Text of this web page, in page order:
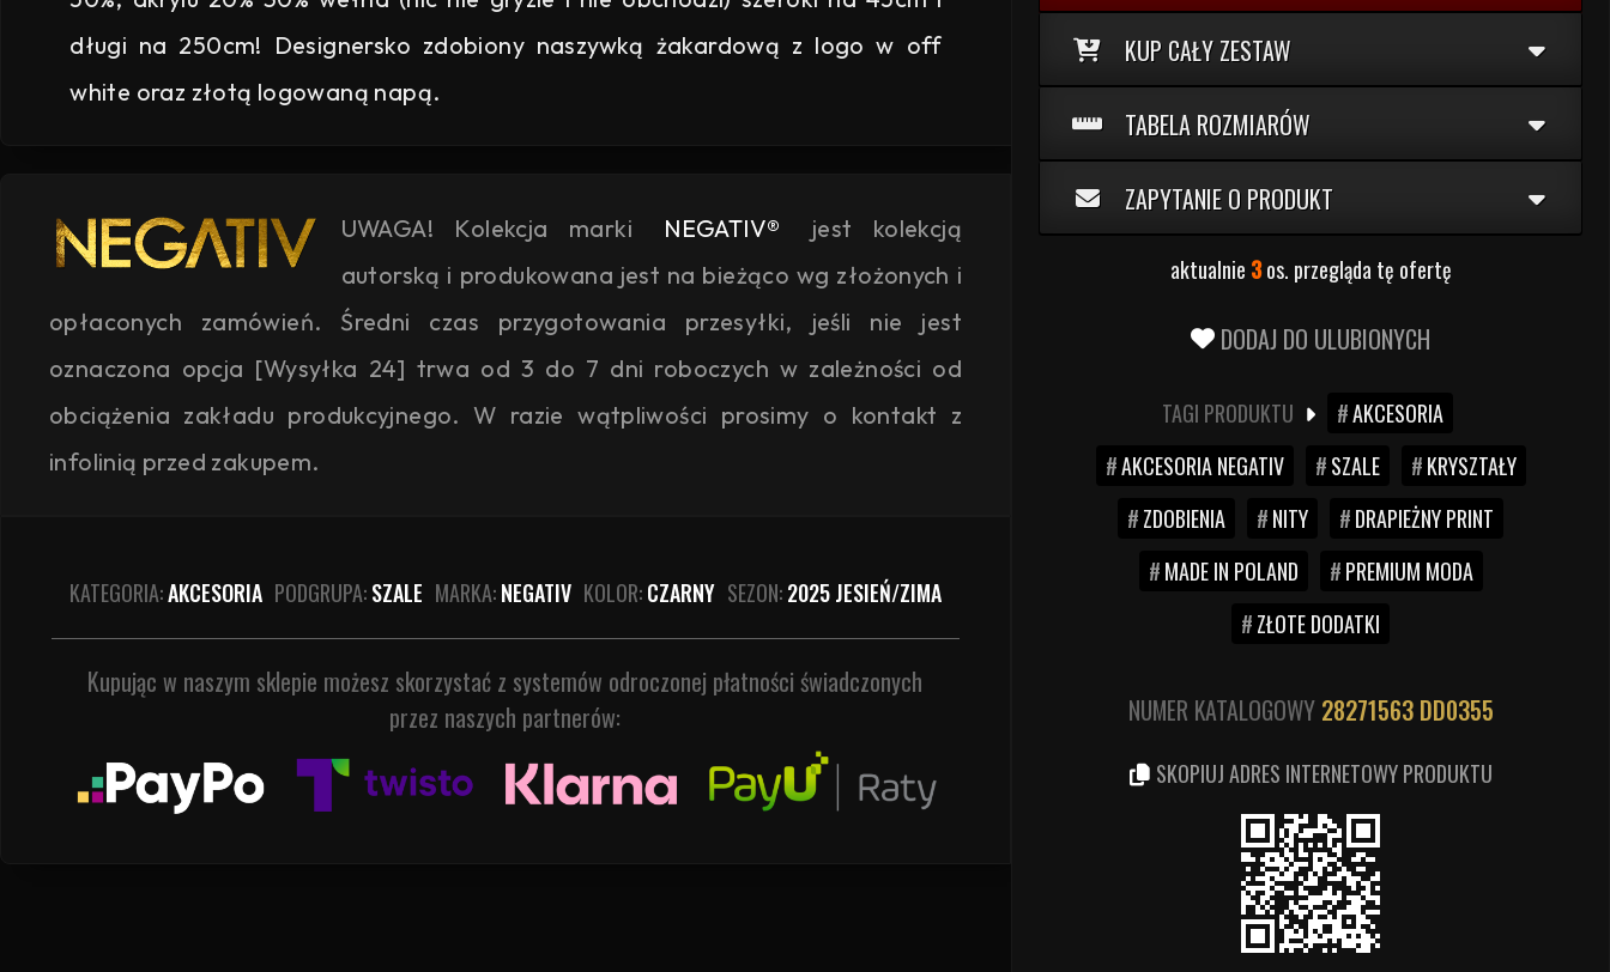
długi na 250cm! Designersko zdobiony naszywką żakardową z logo w off
white oraz złotą logowaną napą.
UWAGA! Kolekcja marki NEGATIV®
jest kolekcją
autorską i produkowana jest na bieżąco wg złożonych i
opłaconych zamówień. Średni czas przygotowania przesyłki, jeśli nie jest
oznaczona opcja [Wysyłka 24] trwa od 3 do 7 dni roboczych w zależności od
obciążenia zakładu produkcyjnego. W razie wątpliwości prosimy o kontakt z
infolinią przed zakupem.
KATEGORIA:AKCESORIA PODGRUPA:SZALE MARKA:NEGATIV KOLOR:CZARNY SEZON:2025 JESIEŃ/ZIMA
Kupując w naszym sklepie możesz skorzystać z systemów odroczonej płatności świadczonych
przez naszych partnerów:
KUP CAŁY ZESTAW
TABELA ROZMIARÓW
ZAPYTANIE O PRODUKT
aktualnie 3os. przegląda tę ofertę
DODAJ DO ULUBIONYCH
TAGI PRODUKTU
AKCESORIA
AKCESORIA NEGATIV
SZALE
KRYSZTAŁY
ZDOBIENIA
NITY
DRAPIEŻNY PRINT
MADE IN POLAND
PREMIUM MODA
ZŁOTE DODATKI
NUMER KATALOGOWY 28271563 DD0355
SKOPIUJ ADRES INTERNETOWY PRODUKTU